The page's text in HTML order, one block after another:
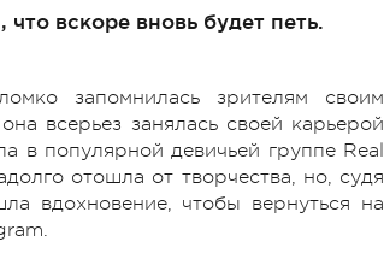
вскоре вновь будет петь.
запомнилась зрителям своим
всерьез занялась своей карьерой
в популярной девичьей группе Real
отошла от творчества, но, судя
вдохновение, чтобы вернуться на